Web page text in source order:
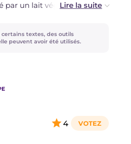
par un lait végétal, dans ce
textes, des outils
peuvent avoir été utilisés.
4